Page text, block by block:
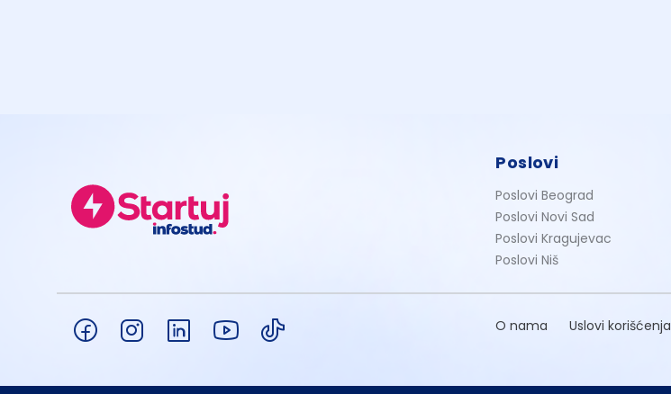
Poslovi
Poslovi Beograd
Poslovi Novi Sad
Poslovi Kragujevac
Poslovi Niš
O nama Uslovi korišćenja